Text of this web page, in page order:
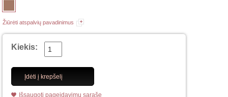
Žiūrėti atspalvių pavadinimus
Kiekis:
Įdėti į krepšelį
Išsaugoti pageidavimų sąraše